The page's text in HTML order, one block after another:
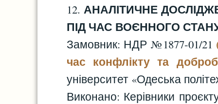
12. АНАЛІТИЧНЕ
ПІД ЧАС ВОЄННОГО СТАНУ
Замовник: НДР №1877-01/21
час конфлікту та
університет «Одеська
Виконано: Керівники